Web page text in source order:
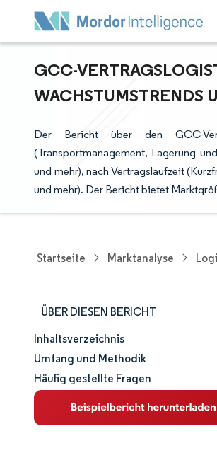
GCC-
ACHSTUMSTRENDS
Der Bericht über den GCC-
(Transportmanagement, Lagerung
und mehr), nach Vertragslaufzeit
und mehr). Der Bericht bietet
Startseite Marktanalyse
ÜBER DIESEN BERICHT
Marktgröße und -anteil
Marktanalyse
Trends und Einblicke
Inhaltsverzeichnis
Umfang und Methodik
Häufig gestellte Fragen